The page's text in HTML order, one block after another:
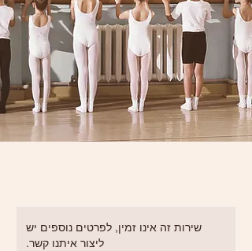
שירות זה אינו זמין, לפרטים נוספים יש
ליצור איתנו קשר.